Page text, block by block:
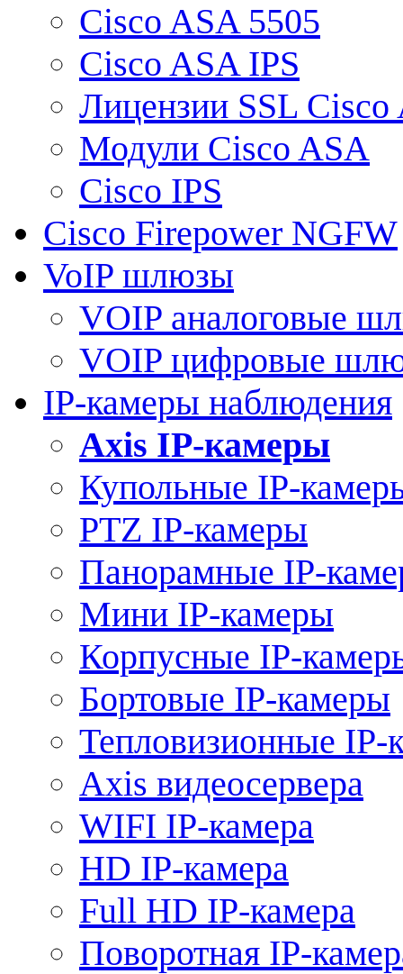
Cisco ASA 5505
Cisco ASA IPS
Лицензии SSL Cisco
Модули Cisco ASA
Cisco IPS
Cisco Firepower NGFW
VoIP шлюзы
VOIP аналоговые
VOIP цифровые
IP-камеры наблюдения
Axis IP-камеры
Купольные IP-
PTZ IP-камеры
Панорамные IP-
Мини IP-камеры
Корпусные IP-
Бортовые IP-камеры
Тепловизионные IP-
Axis видеосервера
WIFI IP-камера
HD IP-камера
Full HD IP-камера
Поворотная IP-